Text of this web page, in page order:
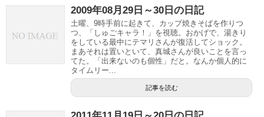
2009年08月29日～30日の日記
土曜、9時手前に起きて、カップ焼きそばを作りつ
つ、「しゅごキャラ！」を視聴。おかげで、湯きり
をしている最中にテマリさんが復活してショック。
まあそれは置いといて、真城さんが良いことを言っ
てた。「出来ないのも個性」だと。なんか個人的に
タイムリー...
記事を読む